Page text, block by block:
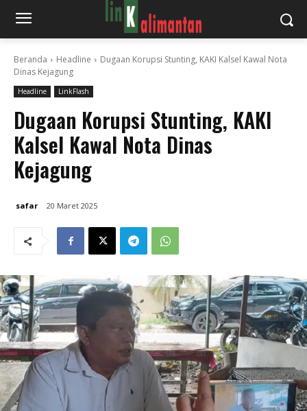
Beranda Headline
Dugaan Korupsi Stunting, KAKI Kalsel Kawal Nota
Dinas Kejagung
Headline LinkFlash
Dugaan Korupsi Stunting, KAKI
Kalsel Kawal Nota Dinas
Kejagung
safar 20 Maret 2025